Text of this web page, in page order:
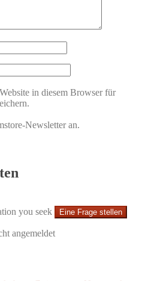
in diesem Browser für
Newsletter an.
you seek Eine Frage stellen
angemeldet